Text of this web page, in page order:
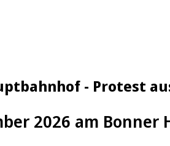
- Protest
2026 am